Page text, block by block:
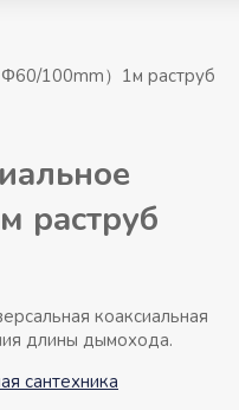
100mm）1м раструб
раструб
коаксиальная
длины дымохода.
сантехника